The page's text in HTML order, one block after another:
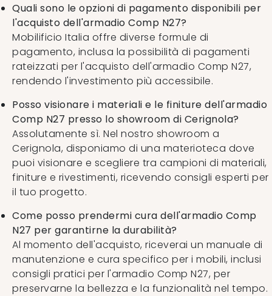
Quali sono le opzioni di pagamento disponibili per
l'acquisto dell'armadio Comp N27?
Mobilificio Italia offre diverse formule di
pagamento, inclusa la possibilità di pagamenti
rateizzati per l'acquisto dell'armadio Comp N27,
rendendo l'investimento più accessibile.
Posso visionare i materiali e le finiture dell'armadio
Comp N27 presso lo showroom di Cerignola?
Assolutamente sì. Nel nostro showroom a
Cerignola, disponiamo di una materioteca dove
puoi visionare e scegliere tra campioni di materiali,
finiture e rivestimenti, ricevendo consigli esperti per
il tuo progetto.
Come posso prendermi cura dell'armadio Comp
N27 per garantirne la durabilità?
Al momento dell'acquisto, riceverai un manuale di
manutenzione e cura specifico per i mobili, inclusi
consigli pratici per l'armadio Comp N27, per
preservarne la bellezza e la funzionalità nel tempo.